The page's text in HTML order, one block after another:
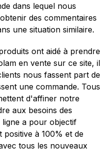
dans lequel nous
des commentaires
une situation similaire.
ont aidé à prendre
en vente sur ce site, il
nous fassent part de
une commande. Tous
d'affiner notre
aux besoins des
ligne a pour objectif
à 100% et de
tous les nouveaux